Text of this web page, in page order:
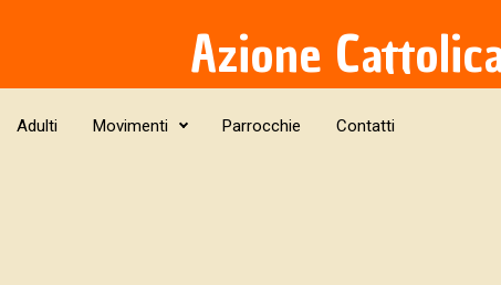
Azione
Adulti Movimenti Parrocchie Contatti